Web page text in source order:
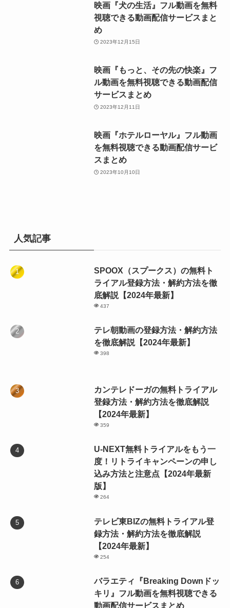
映画『犬の生活』フル動画を無料
視聴できる動画配信サービスまと
め
2023年12月15日
映画『もっと、その先の快楽』フ
ル動画を無料視聴できる動画配信
サービスまとめ
2023年12月11日
映画『ホテルローヤル』フル動画
を無料視聴できる動画配信サービ
スまとめ
2023年10月10日
人気記事
SPOOX（スプークス）の無料ト
ライアル登録方法・解約方法を徹
底解説【2024年最新】
437
テレ朝動画の登録方法・解約方法
を徹底解説【2024年最新】
398
カンテレドーガの無料トライアル
登録方法・解約方法を徹底解説
【2024年最新】
359
U-NEXT無料トライアルをもう一
度！リトライキャンペーンの申し
込み方法と注意点【2024年最新
版】
264
テレビ東BIZの無料トライアル登
録方法・解約方法を徹底解説
【2024年最新】
254
バラエティ『Breaking Downドッ
キリ』フル動画を無料視聴できる
動画配信サービスまとめ